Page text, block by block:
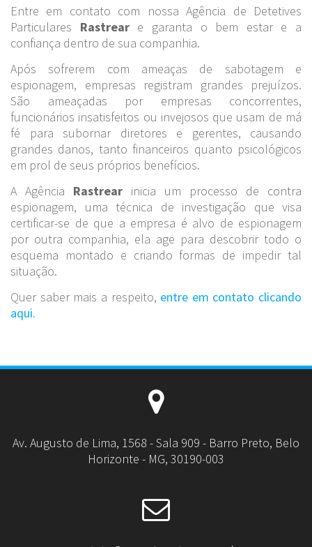
Entre em contato com nossa Agência de Detetives
Particulares Rastreare garanta o bem estar e a
confiança dentro de sua companhia.
Após sofrerem com ameaças de sabotagem e
espionagem, empresas registram grandes prejuízos.
São ameaçadas por empresas concorrentes,
funcionários insatisfeitos ou invejosos que usam de má
fé para subornar diretores e gerentes, causando
grandes danos, tanto financeiros quanto psicológicos
em prol de seus próprios benefícios.
A Agência Rastrear inicia um processo de contra
espionagem, uma técnica de investigação que visa
certificar-se de que a empresa é alvo de espionagem
por outra companhia, ela age para descobrir todo o
esquema montado e criando formas de impedir tal
situação.
Quer saber mais a respeito, entre em contato clicando
aqui.
Av. Augusto de Lima, 1568 - Sala 909 - Barro Preto, Belo
Horizonte - MG, 30190-003